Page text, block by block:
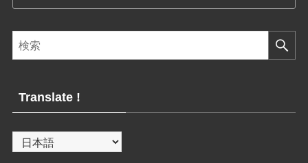
Translate !